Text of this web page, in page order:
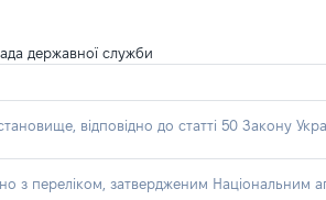
державної служби
відповідно до статті 50 Закону
переліком, затвердженим Національним